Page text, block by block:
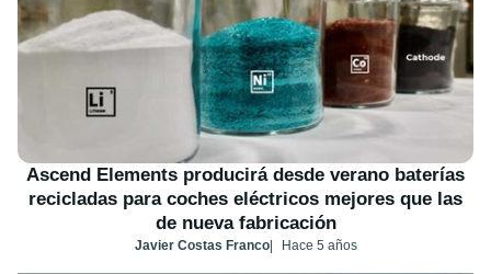
Ascend Elements producirá desde verano baterías
recicladas para coches eléctricos mejores que las
de nueva fabricación
Javier Costas Franco Hace 5 años